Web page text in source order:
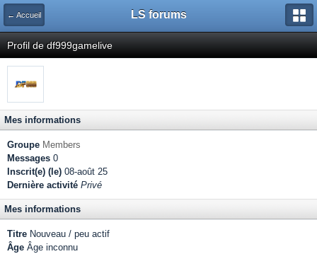
← Accueil LS forums
Profil de df999gamelive
Mes informations
Groupe Members
Messages 0
Inscrit(e) (le) 08-août 25
Dernière activité Privé
Mes informations
Titre Nouveau / peu actif
Âge Âge inconnu